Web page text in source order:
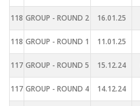
118 GROUP - ROUND 2 16.01.25
118 GROUP - ROUND 1 11.01.25
117 GROUP - ROUND 5 15.12.24
117 GROUP - ROUND 4 14.12.24